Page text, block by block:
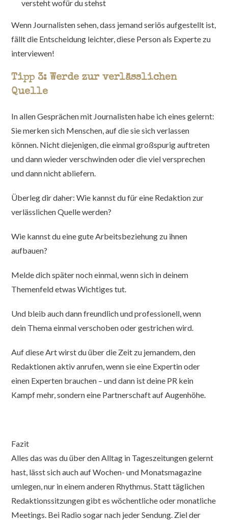
versteht wofür du stehst
Wenn Journalisten sehen, dass jemand seriös aufgestellt ist,
fällt die Entscheidung leichter, diese Person als Experte zu
interviewen!
Tipp 3: Werde zur verlässlichen
Quelle
In allen Gesprächen mit Journalisten habe ich eines gelernt:
Sie merken sich Menschen, auf die sie sich verlassen
können. Nicht diejenigen, die einmal großspurig auftreten
und dann wieder verschwinden oder die viel versprechen
und dann nicht abliefern.
Überleg dir daher: Wie kannst du für eine Redaktion zur
verlässlichen Quelle werden?
Wie kannst du eine gute Arbeitsbeziehung zu ihnen
aufbauen?
Melde dich später noch einmal, wenn sich in deinem
Themenfeld etwas Wichtiges tut.
Und bleib auch dann freundlich und professionell, wenn
dein Thema einmal verschoben oder gestrichen wird.
Auf diese Art wirst du über die Zeit zu jemandem, den
Redaktionen aktiv anrufen, wenn sie eine Expertin oder
einen Experten brauchen – und dann ist deine PR kein
Kampf mehr, sondern eine Partnerschaft auf Augenhöhe.
Fazit
Alles das was du über den Alltag in Tageszeitungen gelernt
hast, lässt sich auch auf Wochen- und Monatsmagazine
umlegen, nur in einem anderen Rhythmus. Statt täglichen
Redaktionssitzungen gibt es wöchentliche oder monatliche
Meetings. Bei Radio sogar nach jeder Sendung. Ziel der